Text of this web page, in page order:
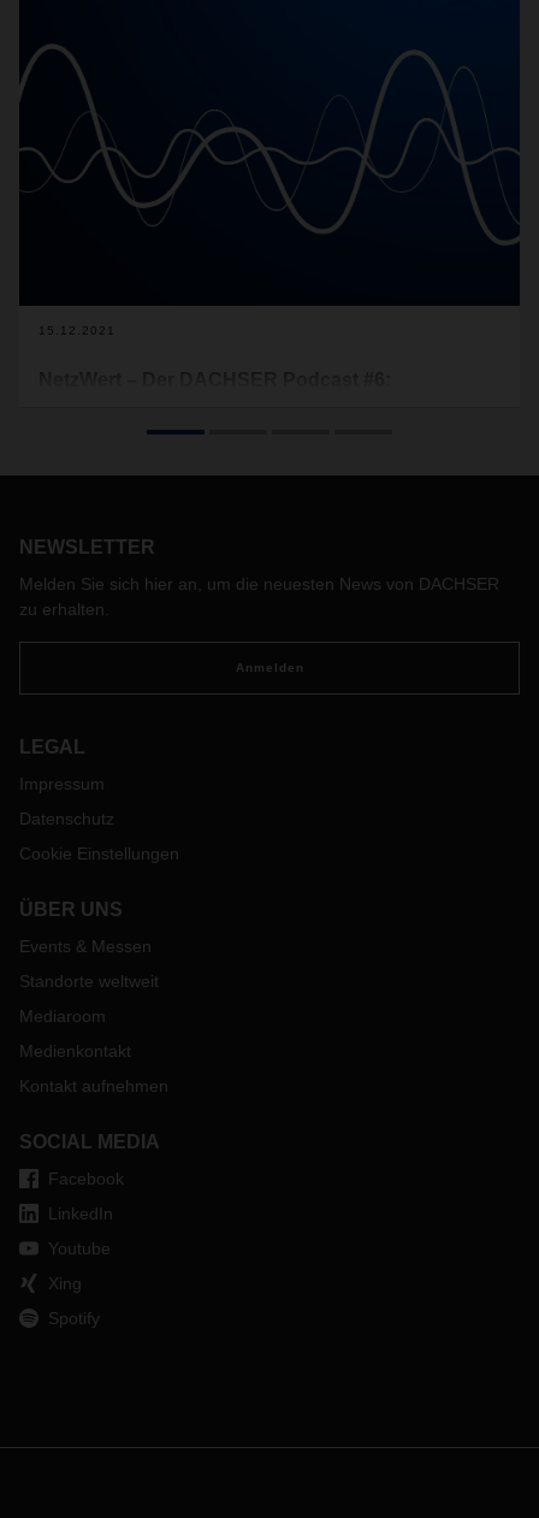
15.12.2021
von DACHSER Food Logistics erzählen von der Reise der
NEWSLETTER
Melden Sie sich hier an, um die neuesten News von DACHSER
zu erhalten.
Anmelden
LEGAL
Impressum
Datenschutz
Cookie Einstellungen
ÜBER UNS
Events & Messen
Standorte weltweit
Mediaroom
Medienkontakt
Kontakt aufnehmen
SOCIAL MEDIA
Facebook
LinkedIn
Youtube
Xing
Spotify